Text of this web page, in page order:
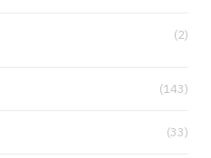
(2)
(143)
(33)